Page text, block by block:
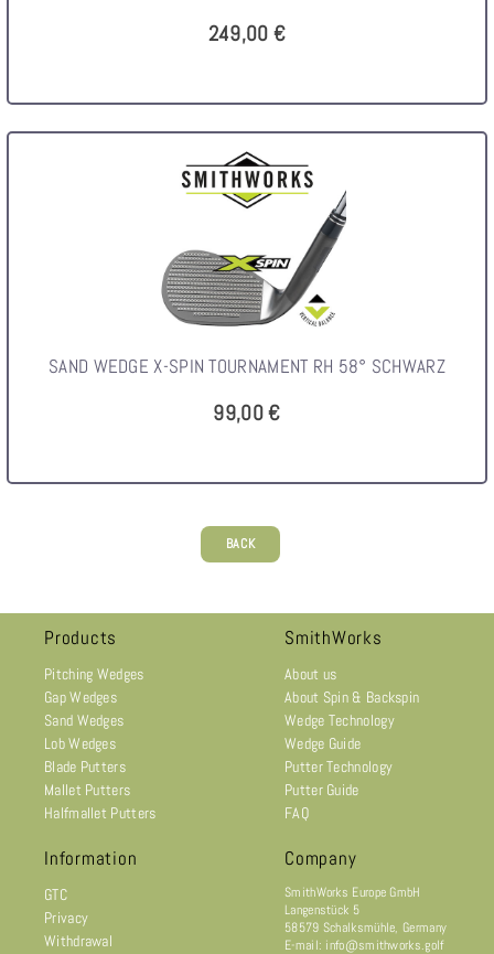
249,00 €
SAND WEDGE X-SPIN TOURNAMENT RH 58° SCHWARZ
99,00 €
BACK
Products
Pitching Wedges
Gap Wedges
Sand Wedges
Lob Wedges
Blade Putters
Mallet Putters
Halfmallet Putters
SmithWorks
About us
About Spin & Backspin
Wedge Technology
Wedge Guide
Putter Technology
Putter Guide
FAQ
Information
GTC
Privacy
Withdrawal
Company
SmithWorks Europe GmbH
Langenstück 5
58579 Schalksmühle, Germany
E-mail: info@smithworks.golf